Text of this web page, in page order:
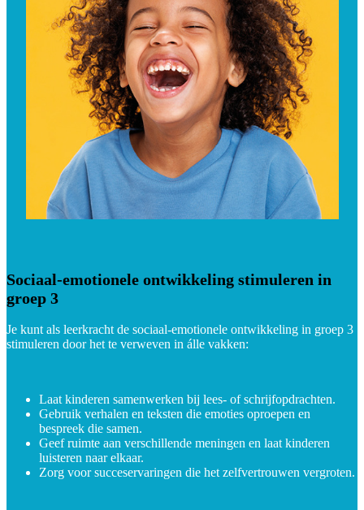
Sociaal-emotionele ontwikkeling stimuleren in
groep 3
Je kunt als leerkracht de sociaal-emotionele ontwikkeling in groep 3
stimuleren door het te verweven in álle vakken:
Laat kinderen samenwerken bij lees- of schrijfopdrachten.
Gebruik verhalen en teksten die emoties oproepen en
bespreek die samen.
Geef ruimte aan verschillende meningen en laat kinderen
luisteren naar elkaar.
Zorg voor succeservaringen die het zelfvertrouwen vergroten.